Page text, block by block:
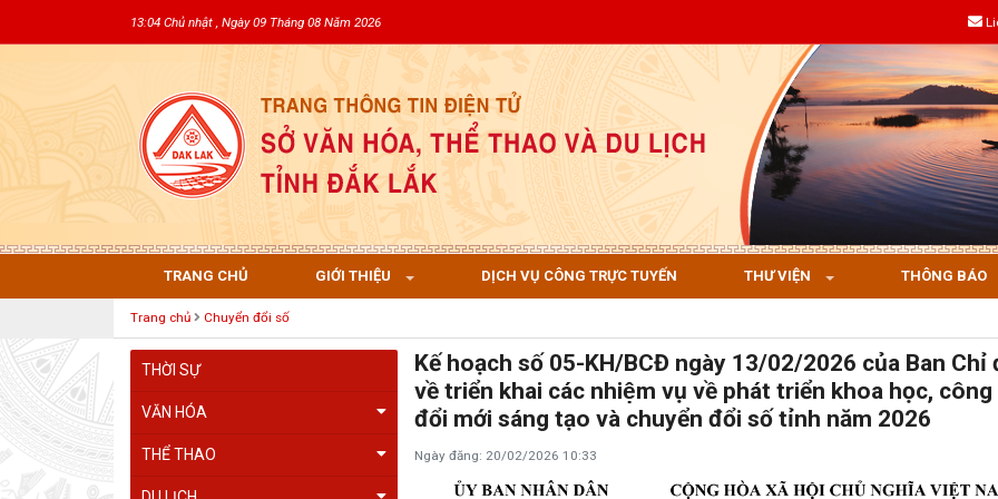
13:04 Chủ nhật , Ngày 09 Tháng 08 Năm 2026
TRANG CHỦ GIỚI THIỆU DỊCH VỤ CÔNG TRỰC TUYẾN THƯ VIỆN THÔNG BÁO
Trang chủ Chuyển đổi số
THỜI SỰ
VĂN HÓA
THỂ THAO
Kế hoạch số 05-KH/BCĐ ngày 13/02/2026 của Ban Chỉ
về triển khai các nhiệm vụ về phát triển khoa học, công
đổi mới sáng tạo và chuyển đổi số tỉnh năm 2026
Ngày đăng: 20/02/2026 10:33